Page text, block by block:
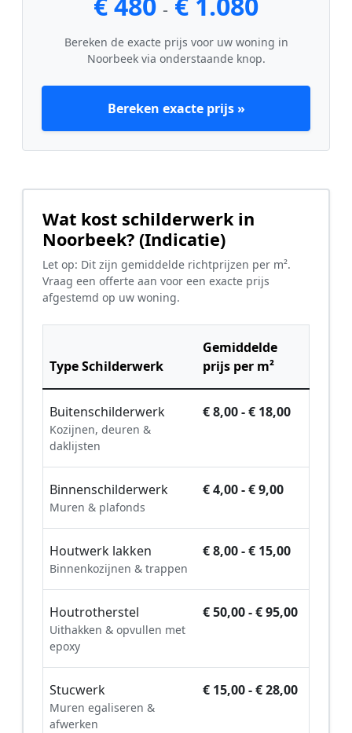
-
Bereken de exacte prijs voor uw woning in
Noorbeek via onderstaande knop.
Bereken exacte prijs »
Wat kost schilderwerk in
Noorbeek? (Indicatie)
Let op: Dit zijn gemiddelde richtprijzen per m².
Vraag een offerte aan voor een exacte prijs
afgestemd op uw woning.
Type Schilderwerk
Gemiddelde
prijs per m²
Buitenschilderwerk
Kozijnen, deuren &
daklijsten
€ 8,00 - € 18,00
Binnenschilderwerk
Muren & plafonds
€ 4,00 - € 9,00
Houtwerk lakken
Binnenkozijnen & trappen
€ 8,00 - € 15,00
Houtrotherstel
Uithakken & opvullen met
epoxy
€ 50,00 - € 95,00
Stucwerk
Muren egaliseren &
afwerken
€ 15,00 - € 28,00